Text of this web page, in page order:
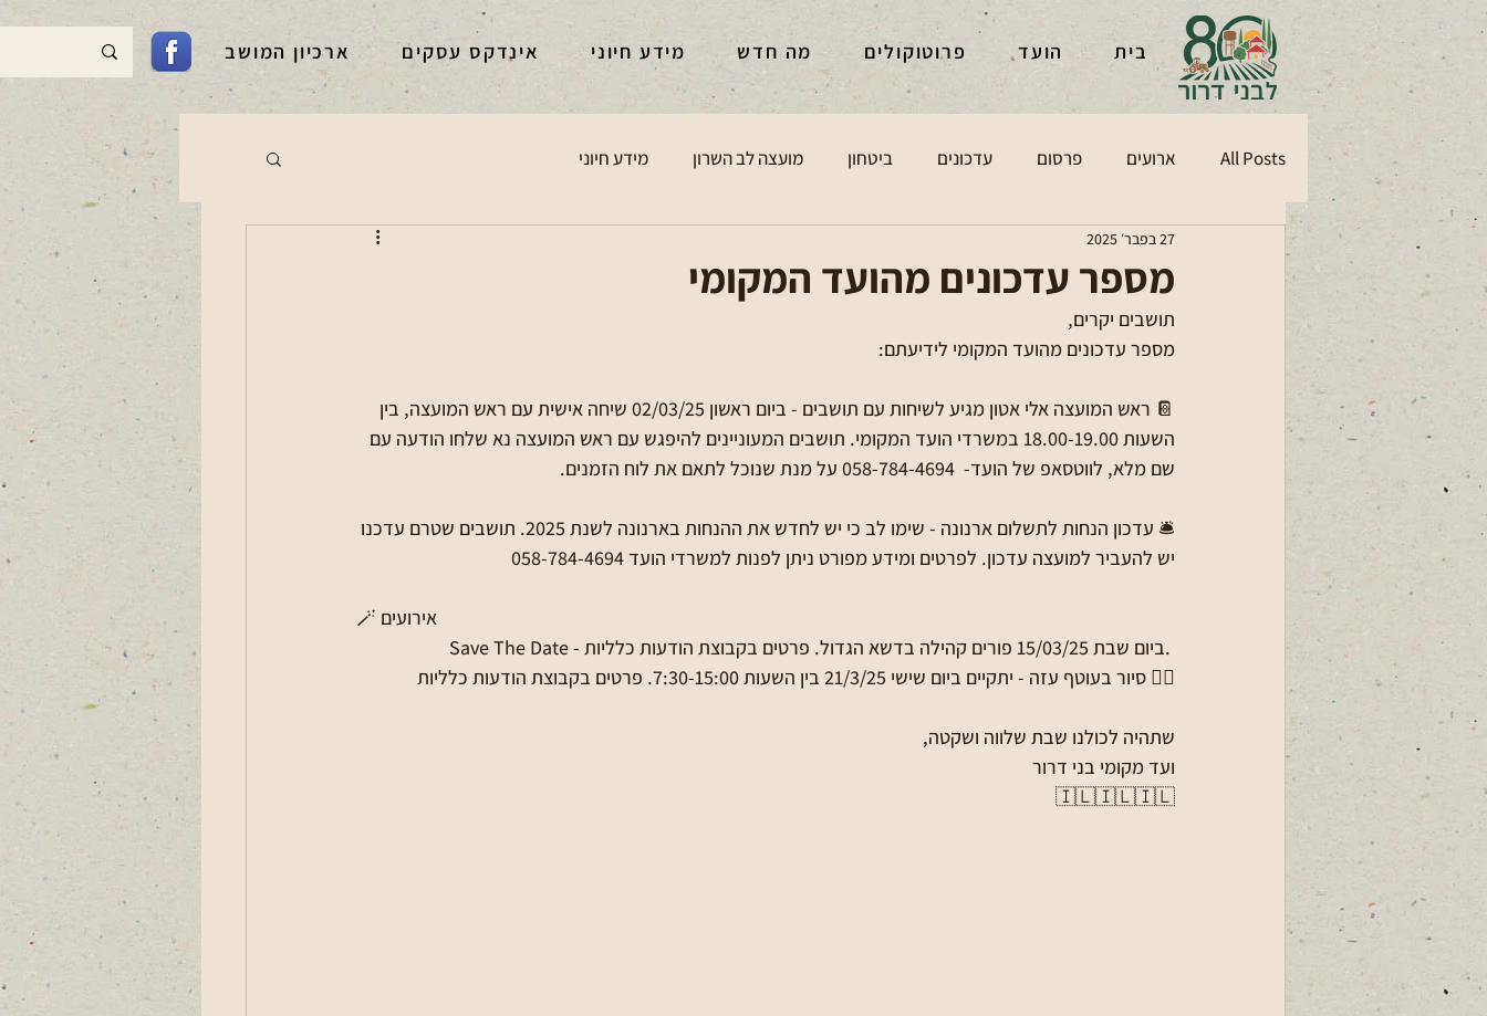
בית הועד פרוטוקולים מה חדש מידע חיוני אינדקס עסקים ארכיון המושב
All Posts ארועים פרסום עדכונים ביטחון מועצה לב השרון מידע חיוני
מספר עדכונים מהועד המקומי
27 בפבר׳ 2025
תושבים יקרים,
מספר עדכונים מהועד המקומי לידיעתם:
📔 ראש המועצה אלי אטון מגיע לשיחות עם תושבים - ביום ראשון 02/03/25 שיחה אישית עם ראש המועצה, בין
השעות 18.00-19.00 במשרדי הועד המקומי. תושבים המעוניינים להיפגש עם ראש המועצה נא שלחו הודעה עם
שם מלא, לווטסאפ של הועד-  058-784-4694 על מנת שנוכל לתאם את לוח הזמנים.
🛎 עדכון הנחות לתשלום ארנונה - שימו לב כי יש לחדש את ההנחות בארנונה לשנת 2025. תושבים שטרם עדכנו
יש להעביר למועצה עדכון. לפרטים ומידע מפורט ניתן לפנות למשרדי הועד 058-784-4694
🪄 אירועים
Save The Date - ביום שבת 15/03/25 פורים קהילה בדשא הגדול. פרטים בקבוצת הודעות כלליות.
🚶‍♂ סיור בעוטף עזה - יתקיים ביום שישי 21/3/25 בין השעות 7:30-15:00. פרטים בקבוצת הודעות כלליות
שתהיה לכולנו שבת שלווה ושקטה,
ועד מקומי בני דרור
🇮🇱🇮🇱🇮🇱